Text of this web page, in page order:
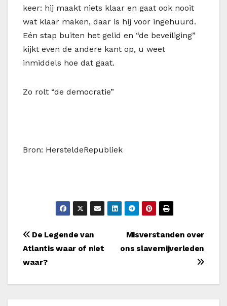
keer: hij maakt niets klaar en gaat ook nooit
wat klaar maken, daar is hij voor ingehuurd.
Eén stap buiten het gelid en “de beveiliging”
kijkt even de andere kant op, u weet
inmiddels hoe dat gaat.
Zo rolt “de democratie”
Bron: HersteldeRepubliek
Bericht
navigatie
Misverstanden over
ons slavernijverleden
De Legende van
Atlantis waar of niet
waar?